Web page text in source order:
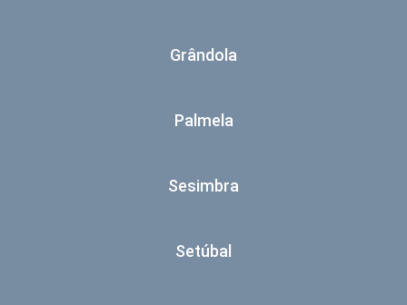
Grândola
Palmela
Sesimbra
Setúbal